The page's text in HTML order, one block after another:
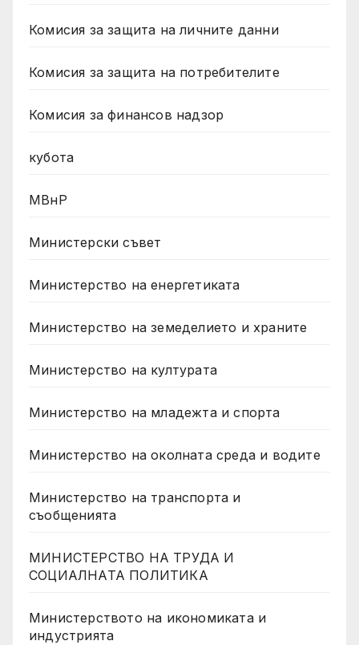
Комисия за защита на личните данни
Комисия за защита на потребителите
Комисия за финансов надзор
кубота
МВнР
Министерски съвет
Министерство на енергетиката
Министерство на земеделието и храните
Министерство на културата
Министерство на младежта и спорта
Министерство на околната среда и водите
Министерство на транспорта и
съобщенията
МИНИСТЕРСТВО НА ТРУДА И
СОЦИАЛНАТА ПОЛИТИКА
Министерството на икономиката и
индустрията